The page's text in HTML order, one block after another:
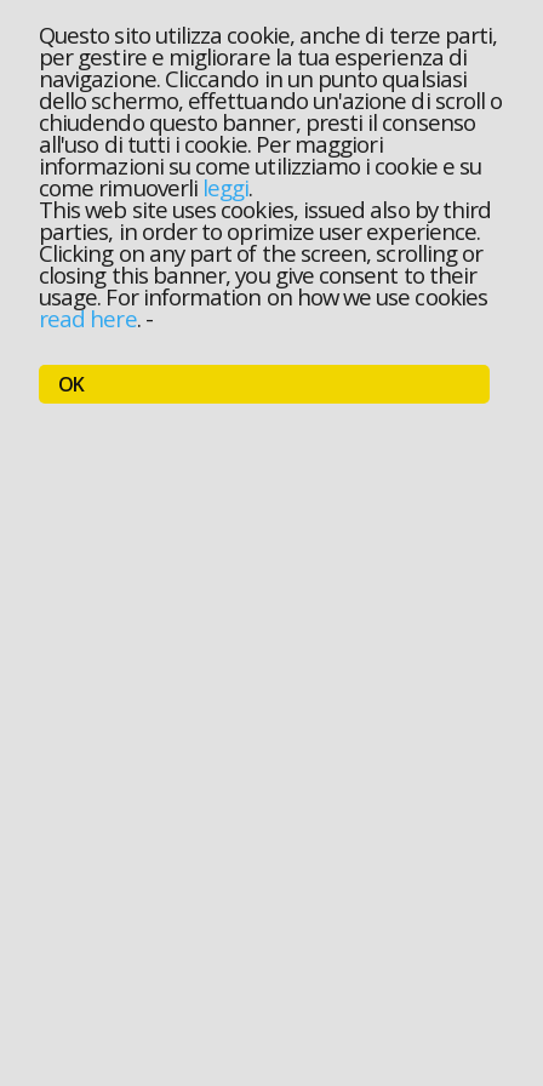
Questo sito utilizza cookie, anche di terze parti,
per gestire e migliorare la tua esperienza di
navigazione. Cliccando in un punto qualsiasi
dello schermo, effettuando un'azione di scroll o
chiudendo questo banner, presti il consenso
all'uso di tutti i cookie. Per maggiori
informazioni su come utilizziamo i cookie e su
come rimuoverli leggi.
This web site uses cookies, issued also by third
parties, in order to oprimize user experience.
Clicking on any part of the screen, scrolling or
closing this banner, you give consent to their
usage. For information on how we use cookies
read here.-
OK